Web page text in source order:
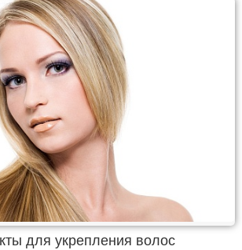
для укрепления волос